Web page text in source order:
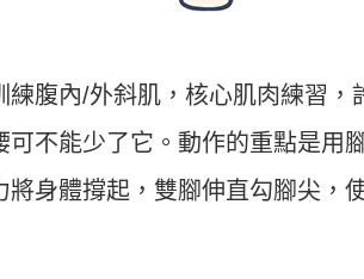
練腹內/外斜肌，核心肌肉練習
可不能少了它。動作的重點是用
將身體撐起，雙腳伸直勾腳尖，